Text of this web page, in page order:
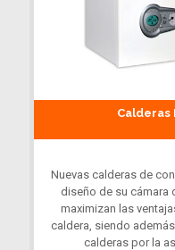
Calderas
Nuevas calderas de
diseño de su cámara
maximizan las
caldera, siendo
calderas por la